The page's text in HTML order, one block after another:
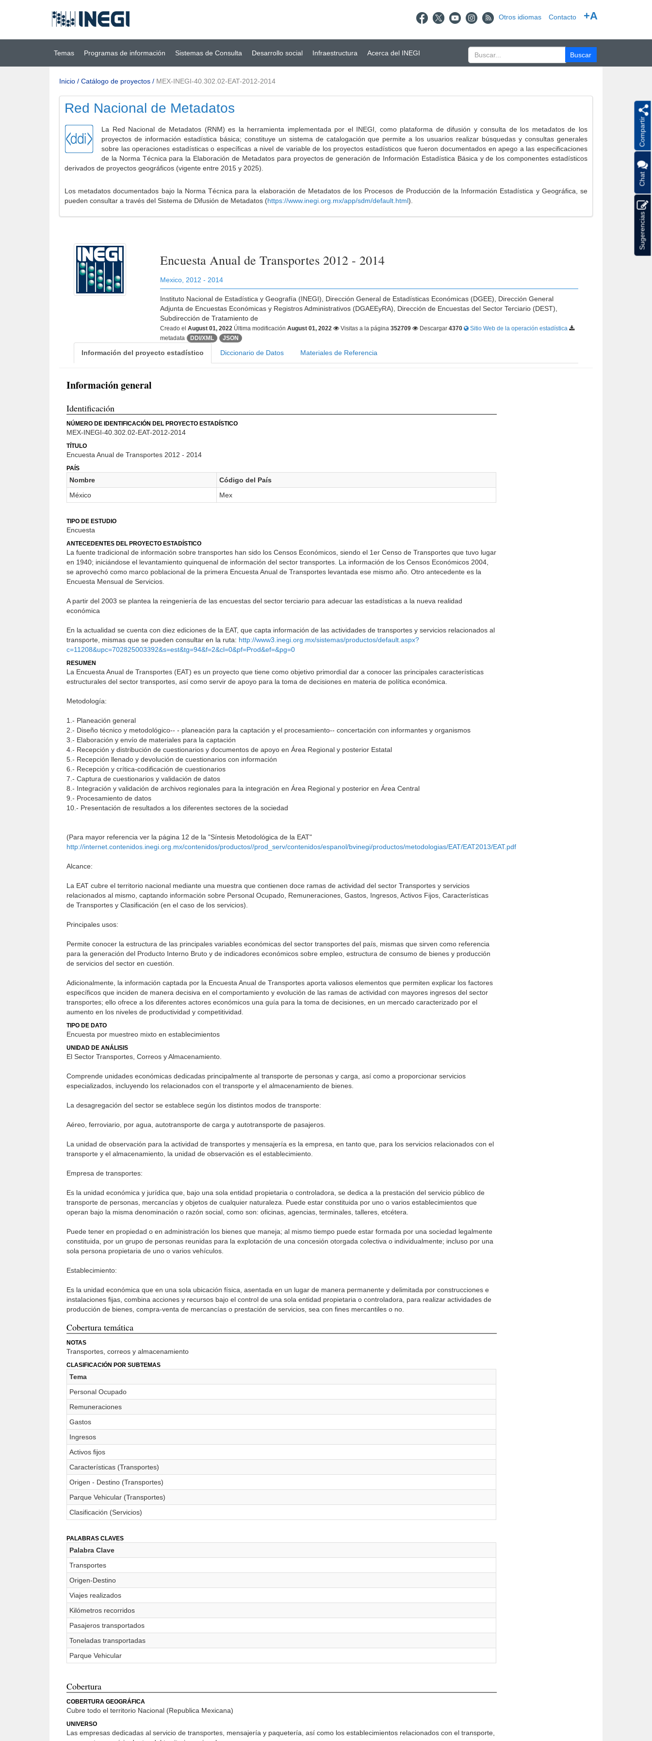
principal
(INEGI) Otros idiomas Contacto +A
Temas Programas de información Sistemas de Consulta Desarrollo social Infraestructura Acerca del INEGI
Inicio / Catálogo de proyectos / MEX-INEGI-40.302.02-EAT-2012-2014
Red Nacional de Metadatos
La Red Nacional de Metadatos (RNM) es la herramienta implementada por el INEGI, como plataforma de difusión y consulta de los metadatos de los
proyectos de información estadística básica; constituye un sistema de catalogación que permite a los usuarios realizar búsquedas y consultas generales
sobre las operaciones estadísticas o específicas a nivel de variable de los proyectos estadísticos que fueron documentados en apego a las especificaciones
de la Norma Técnica para la Elaboración de Metadatos para proyectos de generación de Información Estadística Básica y de los componentes estadísticos
derivados de proyectos geográficos (vigente entre 2015 y 2025).
Los metadatos documentados bajo la Norma Técnica para la elaboración de Metadatos de los Procesos de Producción de la Información Estadística y Geográfica, se
pueden consultar a través del Sistema de Difusión de Metadatos (https://www.inegi.org.mx/app/sdm/default.html).
Encuesta Anual de Transportes 2012 - 2014
Mexico 2012 - 2014
Instituto Nacional de Estadística y Geografía (INEGI), Dirección General de Estadísticas Económicas (DGEE), Dirección General
Adjunta de Encuestas Económicas y Registros Administrativos (DGAEEyRA), Dirección de Encuestas del Sector Terciario (DEST),
Subdirección de Tratamiento de
Creado elAugust 01, 2022 Última modificaciónAugust 01, 2022 Visitas a la página352709 Descargar4370
Sitio Web de la operación estadística
metadata
DDI/XML JSON
Información del proyecto estadístico Diccionario de Datos Materiales de Referencia
Información general
Identificación
NÚMERO DE IDENTIFICACIÓN DEL PROYECTO ESTADÍSTICO
MEX-INEGI-40.302.02-EAT-2012-2014
TÍTULO
Encuesta Anual de Transportes 2012 - 2014
PAÍS
Nombre
Código del País
México
Mex
TIPO DE ESTUDIO
Encuesta
ANTECEDENTES DEL PROYECTO ESTADÍSTICO
La fuente tradicional de información sobre transportes han sido los Censos Económicos, siendo el 1er Censo de Transportes que tuvo lugar
en 1940; iniciándose el levantamiento quinquenal de información del sector transportes. La información de los Censos Económicos 2004,
se aprovechó como marco poblacional de la primera Encuesta Anual de Transportes levantada ese mismo año. Otro antecedente es la
Encuesta Mensual de Servicios.
A partir del 2003 se plantea la reingeniería de las encuestas del sector terciario para adecuar las estadísticas a la nueva realidad
económica
En la actualidad se cuenta con diez ediciones de la EAT, que capta información de las actividades de transportes y servicios relacionados al
transporte, mismas que se pueden consultar en la ruta: http://www3.inegi.org.mx/sistemas/productos/default.aspx?
c=11208&upc=702825003392&s=est&tg=94&f=2&cl=0&pf=Prod&ef=&pg=0
RESUMEN
La Encuesta Anual de Transportes (EAT) es un proyecto que tiene como objetivo primordial dar a conocer las principales características
estructurales del sector transportes, así como servir de apoyo para la toma de decisiones en materia de política económica.
Metodología:
1.- Planeación general
2.- Diseño técnico y metodológico-- - planeación para la captación y el procesamiento-- concertación con informantes y organismos
3.- Elaboración y envío de materiales para la captación
4.- Recepción y distribución de cuestionarios y documentos de apoyo en Área Regional y posterior Estatal
5.- Recepción llenado y devolución de cuestionarios con información
6.- Recepción y crítica-codificación de cuestionarios
7.- Captura de cuestionarios y validación de datos
8.- Integración y validación de archivos regionales para la integración en Área Regional y posterior en Área Central
9.- Procesamiento de datos
10.- Presentación de resultados a los diferentes sectores de la sociedad
(Para mayor referencia ver la página 12 de la "Síntesis Metodológica de la EAT"
http://internet.contenidos.inegi.org.mx/contenidos/productos//prod_serv/contenidos/espanol/bvinegi/productos/metodologias/EAT/EAT2013/EAT.pdf
Alcance:
La EAT cubre el territorio nacional mediante una muestra que contienen doce ramas de actividad del sector Transportes y servicios
relacionados al mismo, captando información sobre Personal Ocupado, Remuneraciones, Gastos, Ingresos, Activos Fijos, Características
de Transportes y Clasificación (en el caso de los servicios).
Principales usos:
Permite conocer la estructura de las principales variables económicas del sector transportes del país, mismas que sirven como referencia
para la generación del Producto Interno Bruto y de indicadores económicos sobre empleo, estructura de consumo de bienes y producción
de servicios del sector en cuestión.
Adicionalmente, la información captada por la Encuesta Anual de Transportes aporta valiosos elementos que permiten explicar los factores
específicos que inciden de manera decisiva en el comportamiento y evolución de las ramas de actividad con mayores ingresos del sector
transportes; ello ofrece a los diferentes actores económicos una guía para la toma de decisiones, en un mercado caracterizado por el
aumento en los niveles de productividad y competitividad.
TIPO DE DATO
Encuesta por muestreo mixto en establecimientos
UNIDAD DE ANÁLISIS
El Sector Transportes, Correos y Almacenamiento.
Comprende unidades económicas dedicadas principalmente al transporte de personas y carga, así como a proporcionar servicios
especializados, incluyendo los relacionados con el transporte y el almacenamiento de bienes.
La desagregación del sector se establece según los distintos modos de transporte:
Aéreo, ferroviario, por agua, autotransporte de carga y autotransporte de pasajeros.
La unidad de observación para la actividad de transportes y mensajería es la empresa, en tanto que, para los servicios relacionados con el
transporte y el almacenamiento, la unidad de observación es el establecimiento.
Empresa de transportes:
Es la unidad económica y jurídica que, bajo una sola entidad propietaria o controladora, se dedica a la prestación del servicio público de
transporte de personas, mercancías y objetos de cualquier naturaleza. Puede estar constituida por uno o varios establecimientos que
operan bajo la misma denominación o razón social, como son: oficinas, agencias, terminales, talleres, etcétera.
Puede tener en propiedad o en administración los bienes que maneja; al mismo tiempo puede estar formada por una sociedad legalmente
constituida, por un grupo de personas reunidas para la explotación de una concesión otorgada colectiva o individualmente; incluso por una
sola persona propietaria de uno o varios vehículos.
Establecimiento:
Es la unidad económica que en una sola ubicación física, asentada en un lugar de manera permanente y delimitada por construcciones e
instalaciones fijas, combina acciones y recursos bajo el control de una sola entidad propietaria o controladora, para realizar actividades de
producción de bienes, compra-venta de mercancías o prestación de servicios, sea con fines mercantiles o no.
Cobertura temática
NOTAS
Transportes, correos y almacenamiento
CLASIFICACIÓN POR SUBTEMAS
Tema
Personal Ocupado
Remuneraciones
Gastos
Ingresos
Activos fijos
Características (Transportes)
Origen - Destino (Transportes)
Parque Vehicular (Transportes)
Clasificación (Servicios)
PALABRAS CLAVES
Palabra Clave
Transportes
Origen-Destino
Viajes realizados
Kilómetros recorridos
Pasajeros transportados
Toneladas transportadas
Parque Vehicular
Cobertura
COBERTURA GEOGRÁFICA
Cubre todo el territorio Nacional (Republica Mexicana)
UNIVERSO
Las empresas dedicadas al servicio de transportes, mensajería y paquetería, así como los establecimientos relacionados con el transporte,
Compartir
Chat
Sugerencias